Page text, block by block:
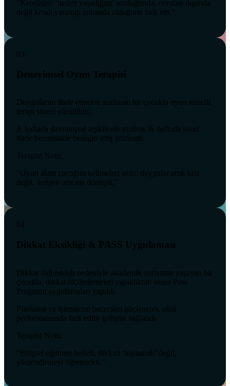
“Kendisine ‘neden yaşadığını’ sorduğunda, cevabın dışarıda
değil kendi yarattığı anlamda olduğunu fark etti.”
03
Deneyimsel Oyun Terapisi
Duygularını ifade etmekte zorlanan bir çocukla oyun temelli
terapi süreci yürütüldü.
3. haftada davranışsal tepkilerde azalma, 6. haftada sözel
ifade becerisinde belirgin artış gözlendi.
Terapist Notu:
“Oyun alanı çocuğun kelimeleri oldu; duygular artık kriz
değil, iletişim aracına dönüştü.”
04
Dikkat Eksikliği & PASS Uygulaması
Dikkat dağınıklığı nedeniyle akademik zorlanma yaşayan bir
çocukla, dikkat ölçümlemeleri yapıldıktan sonra Pass
Programı uygulamaları yapıldı.
Planlama ve işlemleme becerileri güçlenerek okul
performansında fark edilir gelişme sağlandı.
Terapist Notu:
“Bilişsel eğitimin hedefi, dikkati ‘toplamak’ değil,
yönlendirmeyi öğretmekti.”